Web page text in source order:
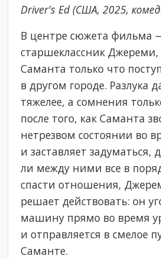
Driver's Ed (США, 2025,
В центре сюжета фильма
старшеклассник
Саманта только что
в другом городе. Разлука
тяжелее, а сомнения
после того, как Саманта
нетрезвом состоянии во
и заставляет задуматься,
ли между ними все в
спасти отношения,
решает действовать: он
машину прямо во время
и отправляется в смелое
Саманте.